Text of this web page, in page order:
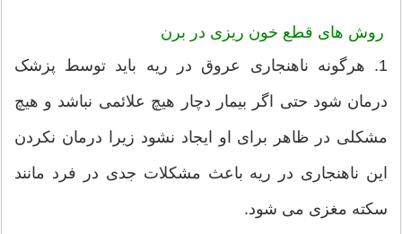
روش های قطع خون ریزی در برن
1. هرگونه ناهنجاری عروق در ریه باید توسط پزشک
درمان شود حتی اگر بیمار دچار هیچ علائمی نباشد و هیچ
مشکلی در ظاهر برای او ایجاد نشود زیرا درمان نکردن
این ناهنجاری در ریه باعث مشکلات جدی در فرد مانند
سکته مغزی می شود.